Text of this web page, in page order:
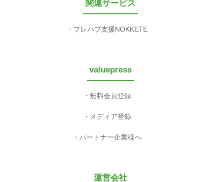
関連サービス
プレパブ支援NOKKETE
valuepress
無料会員登録
メディア登録
パートナー企業様へ
運営会社